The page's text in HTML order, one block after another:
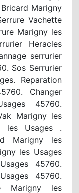
Marigny
Vachette
Marigny les
Heracles
serrurier
Sos Serrurier
Reparation
Changer
45760.
Marigny les
les Usages .
Marigny les
les Usages
45760.
45760.
Marigny les